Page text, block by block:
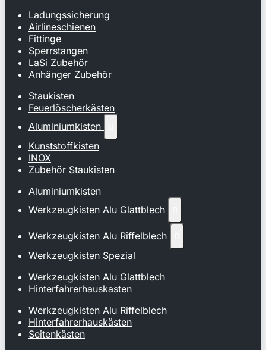
Ladungssicherung
Airlineschienen
Fittinge
Sperrstangen
LaSi Zubehör
Anhänger Zubehör
Staukisten
Feuerlöscherkästen
Aluminiumkisten
Kunststoffkisten
INOX
Zubehör Staukisten
Aluminiumkisten
Werkzeugkisten Alu Glattblech
Werkzeugkisten Alu Riffelblech
Werkzeugkisten Spezial
Werkzeugkisten Alu Glattblech
Hinterfahrerhauskasten
Werkzeugkisten Alu Riffelblech
Hinterfahrerhauskästen
Seitenkästen